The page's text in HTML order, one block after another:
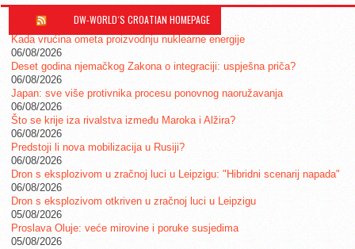
DW-WORLD´S CROATIAN HOMEPAGE
Kada vrućina ometa proizvodnju nuklearne energije
06/08/2026
Deset godina njemačkog Zakona o integraciji: uspješna priča?
06/08/2026
Japan: sve više protivnika procesu ponovnog naoružavanja
06/08/2026
Što se krije iza rivalstva između Maroka i Alžira?
06/08/2026
Predstoji li nova mobilizacija u Rusiji?
06/08/2026
Dron s eksplozivom u zračnoj luci u Leipzigu: "Hibridni scenarij napada"
06/08/2026
Dron s eksplozivom otkriven u zračnoj luci u Leipzigu
05/08/2026
Proslava Oluje: veće mirovine i poruke susjedima
05/08/2026